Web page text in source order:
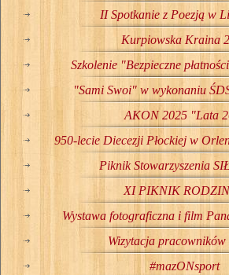
II Spotkanie z Poezją w
Kurpiowska Kraina
Szkolenie "Bezpieczne
"Sami Swoi" w wykonaniu
AKON 2025 "Lata
950-lecie Diecezji Płockiej w
Piknik Stowarzyszenia
XI PIKNIK
Wystawa fotograficzna i film
Wizytacja pracowników
#mazONsport